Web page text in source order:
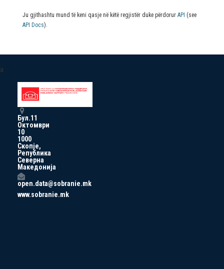
Ju gjithashtu mund të keni qasje në këtë regjistër duke përdorur API (see
API Docs).
a
Бул.11
Октомври
10
1000
Скопје,
Република
Северна
Македонија
open.data@sobranie.mk
www.sobranie.mk